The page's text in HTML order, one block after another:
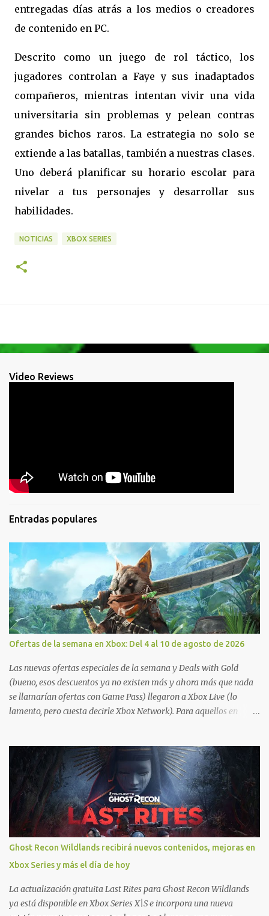
entregadas días atrás a los medios o creadores
de contenido en PC.
Descrito como un juego de rol táctico, los
jugadores controlan a Faye y sus inadaptados
compañeros, mientras intentan vivir una vida
universitaria sin problemas y pelean contras
grandes bichos raros. La estrategia no solo se
extiende a las batallas, también a nuestras clases.
Uno deberá planificar su horario escolar para
nivelar a tus personajes y desarrollar sus
habilidades.
NOTICIAS XBOX SERIES
Video Reviews
Entradas populares
Ofertas de la semana en Xbox: Del 4 al 10 de agosto de 2026
Las nuevas ofertas especiales de la semana y Deals with Gold
(bueno, esos descuentos ya no existen más y ahora más que nada
se llamarían ofertas con Game Pass) llegaron a Xbox Live (lo
lamento, pero cuesta decirle Xbox Network). Para aquellos en
jugarlos y mantener un progreso compartido en Windows PC y
Xbox, y tenemos un listado de juegos compatibles por acá . ¿Aún
necesitas una mano con las compras? Tenemos un tutorial extenso
o en vídeo para que se quiten todas las dudas generales de cómo
hacer compras en Xbox . Podes consultar un listado más completo
de promociones desde xbox.com. El post puede tener
actualizaciones regulares o cambios ante cualquier error. Ofertas
- Argentina Ofertas - Chile Ofertas - Colombia Ofertas - México
Ofertas - Estados Unidos Ofertas - España Todas las ofertas de
Xbox One también aplican a Xbox Series, a excepción de los jue...
Ghost Recon Wildlands recibirá nuevos contenidos, mejoras en
Xbox Series y más el día de hoy
La actualización gratuita Last Rites para Ghost Recon Wildlands
ya está disponible en Xbox Series X|S e incorpora una nueva